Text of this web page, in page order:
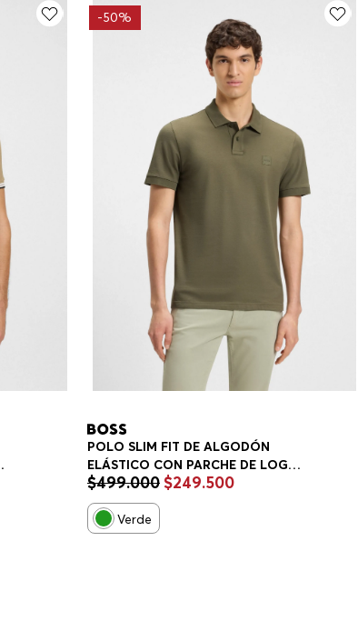
-50%
POLO SLIM FIT DE ALGODÓN
ELÁSTICO CON PARCHE DE LOGO
POLO SLIM FIT HOMBRE
$499.000 $249.500
Verde